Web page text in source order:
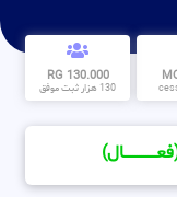
130.000 RG
130 هزار ثبت موفق